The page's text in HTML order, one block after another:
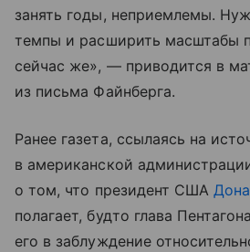
занять годы, неприемлемы.
темпы и расширить масштабы
сейчас же», — приводится в
из письма Файнберга.
Ранее газета, ссылаясь на
в американской
о том, что президент США
полагает, будто глава Пентагона
его в заблуждение